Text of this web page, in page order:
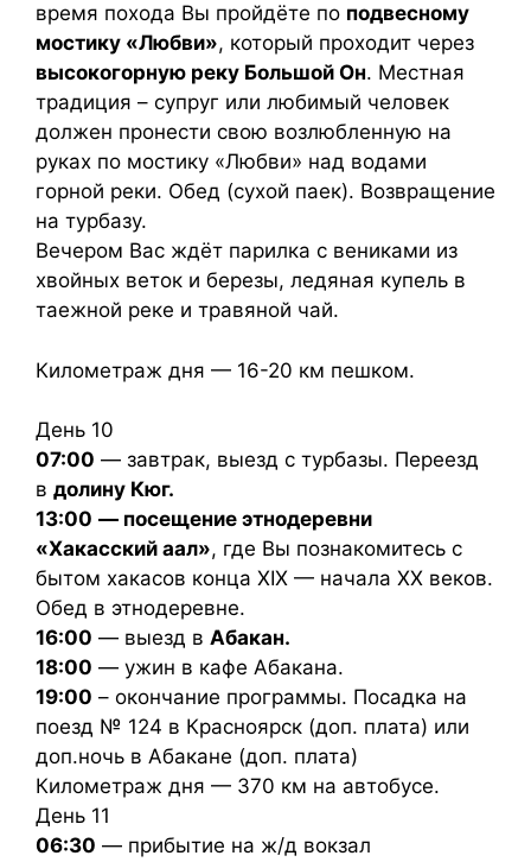
время похода Вы пройдёте по подвесному
мостику «Любви», который проходит через
высокогорную реку Большой Он. Местная
традиция – супруг или любимый человек
должен пронести свою возлюбленную на
руках по мостику «Любви» над водами
горной реки. Обед (сухой паек). Возвращение
на турбазу.
Вечером Вас ждёт парилка с вениками из
хвойных веток и березы, ледяная купель в
таежной реке и травяной чай.
Километраж дня — 16-20 км пешком.
День 10
07:00 — завтрак, выезд с турбазы. Переезд
в долину Кюг.
13:00 — посещение этнодеревни
«Хакасский аал», где Вы познакомитесь с
бытом хакасов конца XIX — начала XX веков.
Обед в этнодеревне.
16:00 — выезд в Абакан.
18:00 — ужин в кафе Абакана.
19:00 – окончание программы. Посадка на
поезд № 124 в Красноярск (доп. плата) или
доп.ночь в Абакане (доп. плата)
Километраж дня — 370 км на автобусе.
День 11
06:30 — прибытие на ж/д вокзал